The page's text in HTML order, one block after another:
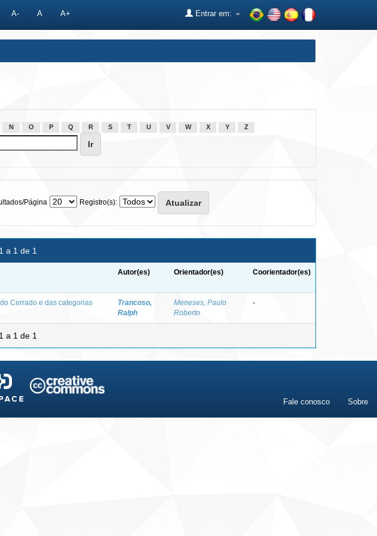
A- A A+ Entrar em:
N O P Q R S T U V W X Y Z
Página Registro(s):
a 1 de 1
Autor(es) Orientador(es) Coorientador(es)
Cerrado e das categorias
Trancoso,
Ralph
Meneses, Paulo
Roberto
-
a 1 de 1
Fale conosco Sobre